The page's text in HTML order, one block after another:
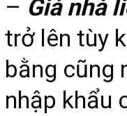
– Giá nhà
trở lên tùy
bằng cũng
nhập khẩu